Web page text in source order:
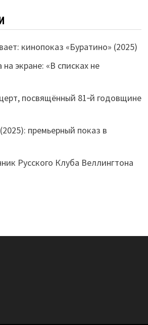
кинопоказ «Буратино» (2025)
экране: «В списках не
посвящённый 81‑й годовщине
премьерный показ в
Русского Клуба Веллингтона